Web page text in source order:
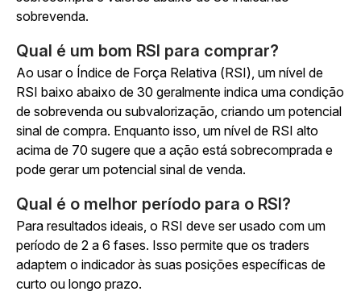
sobrevenda.
Qual é um bom RSI para comprar?
Ao usar o Índice de Força Relativa (RSI), um nível de
RSI baixo abaixo de 30 geralmente indica uma condição
de sobrevenda ou subvalorização, criando um potencial
sinal de compra. Enquanto isso, um nível de RSI alto
acima de 70 sugere que a ação está sobrecomprada e
pode gerar um potencial sinal de venda.
Qual é o melhor período para o RSI?
Para resultados ideais, o RSI deve ser usado com um
período de 2 a 6 fases. Isso permite que os traders
adaptem o indicador às suas posições específicas de
curto ou longo prazo.